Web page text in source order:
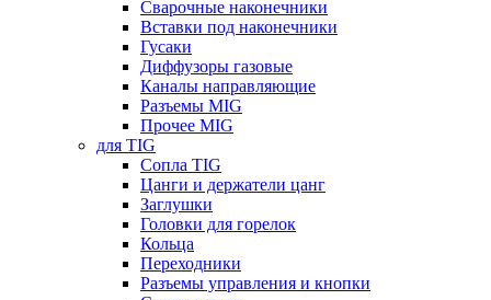
Сварочные наконечники
Вставки под наконечники
Гусаки
Диффузоры газовые
Каналы направляющие
Разъемы MIG
Прочее MIG
для TIG
Сопла TIG
Цанги и держатели цанг
Заглушки
Головки для горелок
Кольца
Переходники
Разъемы управления и кнопки